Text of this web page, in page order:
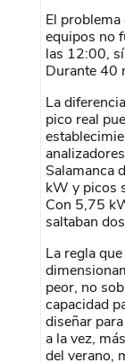
El
equipos no
las 12:00,
Durante 40
La
pico real
Salamanca
kW y picos
Con 5,75
saltaban
La regla
peor, no
capacidad
diseñar
a la vez,
del verano,